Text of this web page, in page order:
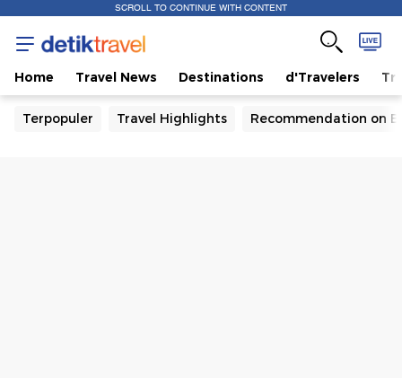
SCROLL TO CONTINUE WITH CONTENT
Home Travel News Destinations d'Travelers
Terpopuler Travel Highlights Recommendation on